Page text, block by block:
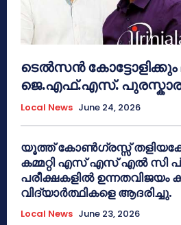
ടെൽസൻ
ജെ.എഫ്.എസ്.
Local News June 24, 2026
യൂത്ത് കോൺഗ്രസ്സ്
കമ്മറ്റി എസ് എസ് എൽ സി
പരീക്ഷകളിൽ ഉന്നതവിജയം
വിദ്യാർത്ഥികളെ ആദരിച്ചു.
Local News June 23, 2026